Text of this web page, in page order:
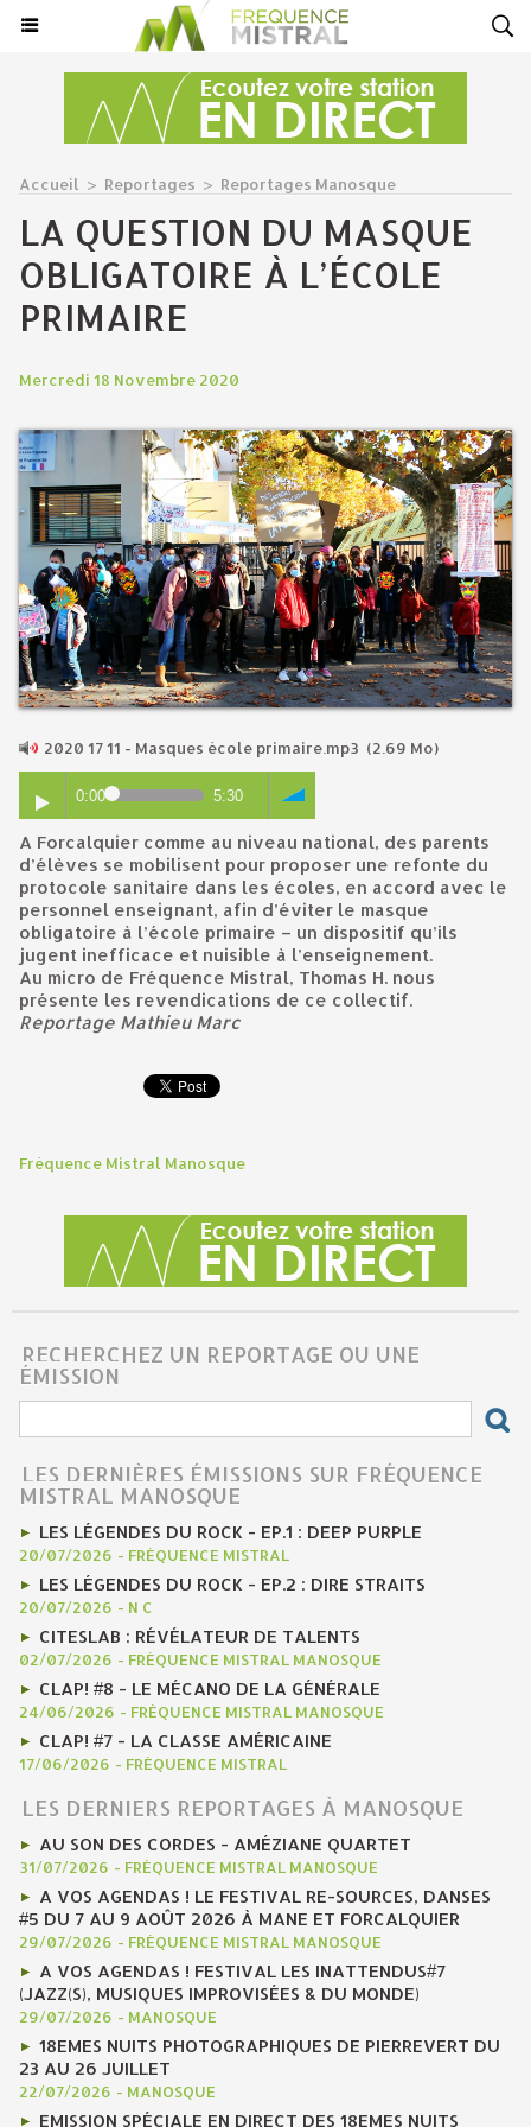
Accueil > Reportages > Reportages Manosque
LA QUESTION DU MASQUE
OBLIGATOIRE À L’ÉCOLE
PRIMAIRE
Mercredi 18 Novembre 2020
2020 17 11 - Masques école primaire.mp3 (2.69 Mo)
0:00 5:30
A Forcalquier comme au niveau national, des parents
d’élèves se mobilisent pour proposer une refonte du
protocole sanitaire dans les écoles, en accord avec le
personnel enseignant, afin d’éviter le masque
obligatoire à l’école primaire – un dispositif qu’ils
jugent inefficace et nuisible à l’enseignement.
Au micro de Fréquence Mistral, Thomas H. nous
présente les revendications de ce collectif.
Reportage Mathieu Marc
Fréquence Mistral Manosque
RECHERCHEZ UN REPORTAGE OU UNE
ÉMISSION
LES DERNIÈRES ÉMISSIONS SUR FRÉQUENCE
MISTRAL MANOSQUE
LES LÉGENDES DU ROCK - EP.1 : DEEP PURPLE
20/07/2026 - FRÉQUENCE MISTRAL
LES LÉGENDES DU ROCK - EP.2 : DIRE STRAITS
20/07/2026 - N C
CITESLAB : RÉVÉLATEUR DE TALENTS
02/07/2026 - FRÉQUENCE MISTRAL MANOSQUE
CLAP! #8 - LE MÉCANO DE LA GÉNÉRALE
24/06/2026 - FRÉQUENCE MISTRAL MANOSQUE
CLAP! #7 - LA CLASSE AMÉRICAINE
17/06/2026 - FRÉQUENCE MISTRAL
LES DERNIERS REPORTAGES À MANOSQUE
AU SON DES CORDES - AMÉZIANE QUARTET
31/07/2026 - FRÉQUENCE MISTRAL MANOSQUE
A VOS AGENDAS ! LE FESTIVAL RE-SOURCES, DANSES
#5 DU 7 AU 9 AOÛT 2026 À MANE ET FORCALQUIER
29/07/2026 - FRÉQUENCE MISTRAL MANOSQUE
A VOS AGENDAS ! FESTIVAL LES INATTENDUS#7
(JAZZ(S), MUSIQUES IMPROVISÉES & DU MONDE)
29/07/2026 - MANOSQUE
18EMES NUITS PHOTOGRAPHIQUES DE PIERREVERT DU
23 AU 26 JUILLET
22/07/2026 - MANOSQUE
EMISSION SPÉCIALE EN DIRECT DES 18EMES NUITS